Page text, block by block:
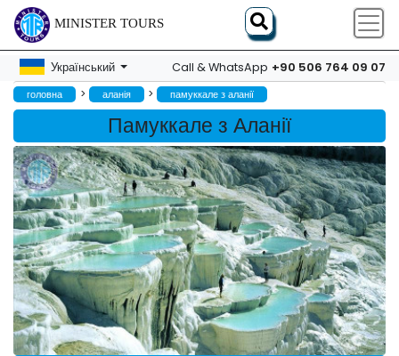
MINISTER TOURS
Український Call & WhatsApp +90 506 764 09 07
головна > аланія > памуккале з аланії
Памуккале з Аланії